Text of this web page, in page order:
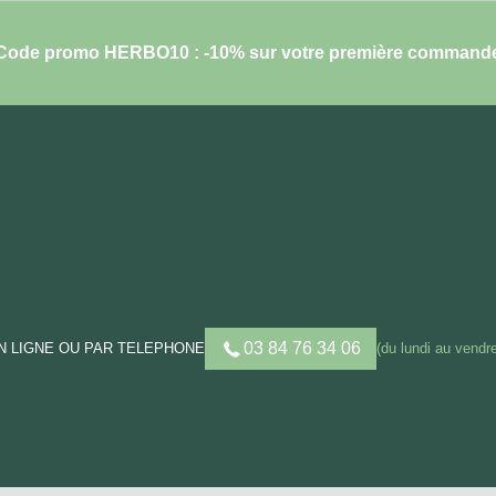
promo HERBO10 : -10% sur votre première
LIGNE OU PAR TELEPHONE 03 84 76 34 06 (du lundi au